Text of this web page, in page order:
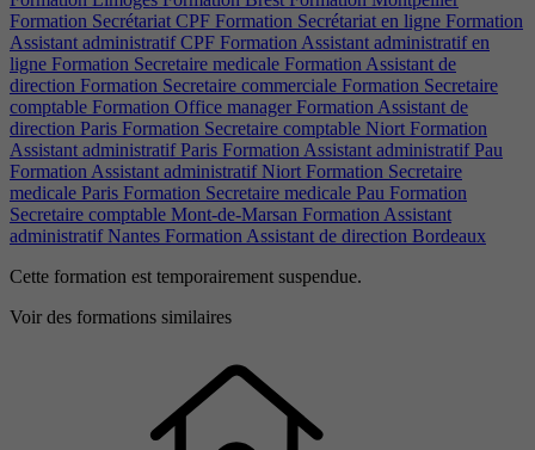
Formation Secrétariat CPF Formation Secrétariat en ligne Formation
Assistant administratif CPF Formation Assistant administratif en
ligne Formation Secretaire medicale Formation Assistant de
direction Formation Secretaire commerciale Formation Secretaire
comptable Formation Office manager Formation Assistant de
direction Paris Formation Secretaire comptable Niort Formation
Assistant administratif Paris Formation Assistant administratif Pau
Formation Assistant administratif Niort Formation Secretaire
medicale Paris Formation Secretaire medicale Pau Formation
Secretaire comptable Mont-de-Marsan Formation Assistant
administratif Nantes Formation Assistant de direction Bordeaux
Cette formation est temporairement suspendue.
Voir des formations similaires